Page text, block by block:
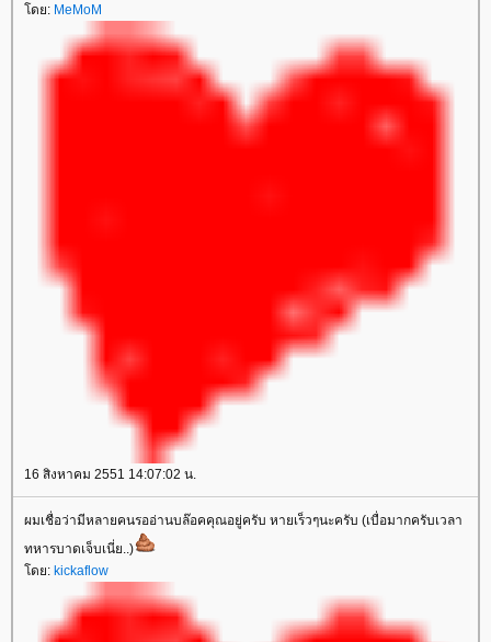
ดย: MeMoM
16 สิงหาคม 2551 14:07:02 น.
ผมเชื่อว่ามีหลายคนรออ่านบล๊อคคุณอยู่ครับ หายเร็วๆนะครับ (เบื่อมากครับเวลา
ทหารบาดเจ็บเนี่ย..)
ดย: kickaflow